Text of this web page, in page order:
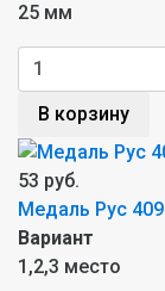
25 мм
В корзину
53 руб.
Медаль Рус 409
Вариант
1,2,3 место